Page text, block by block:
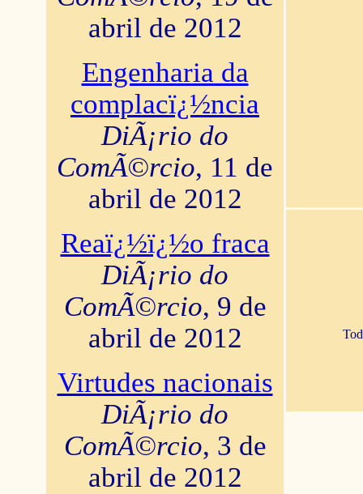
abril de 2012
Engenharia da
complacï¿½ncia
DiÃ¡rio do
ComÃ©rcio, 11 de
abril de 2012
Reaï¿½ï¿½o fraca
DiÃ¡rio do
ComÃ©rcio, 9 de
abril de 2012
Virtudes nacionais
DiÃ¡rio do
ComÃ©rcio, 3 de
abril de 2012